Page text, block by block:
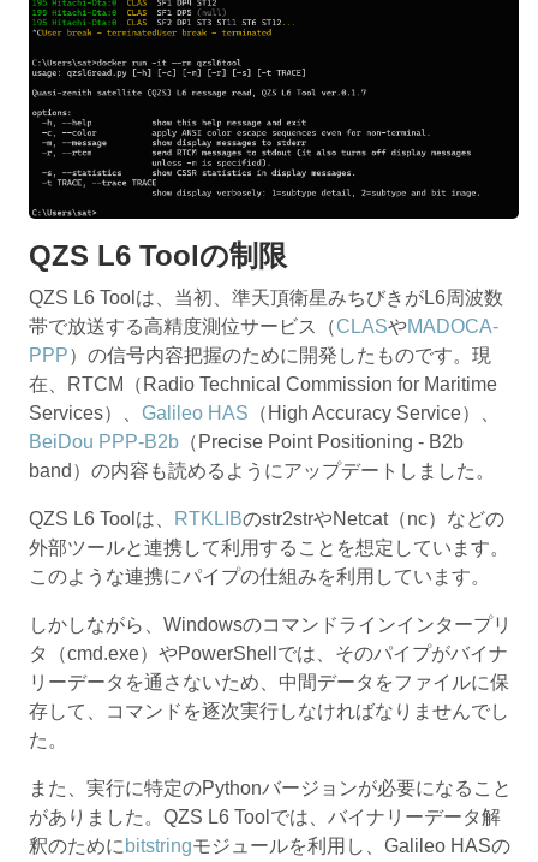
QZS L6 Toolの制限
QZS L6 Toolは、当初、準天頂衛星みちびきがL6周波数
帯で放送する高精度測位サービス（CLASやMADOCA-
PPP）の信号内容把握のために開発したものです。現
在、RTCM（Radio Technical Commission for Maritime
Services）、 Galileo HAS （High Accuracy Service）、
BeiDou PPP-B2b （Precise Point Positioning - B2b
band）の内容も読めるようにアップデートしました。
QZS L6 Toolは、 RTKLIBのstr2strやNetcat（nc）などの
外部ツールと連携して利用することを想定しています。
このような連携にパイプの仕組みを利用しています。
しかしながら、Windowsのコマンドラインインタープリ
タ（cmd.exe）やPowerShellでは、そのパイプがバイナ
リーデータを通さないため、中間データをファイルに保
存して、コマンドを逐次実行しなければなりませんでし
た。
また、実行に特定のPythonバージョンが必要になること
がありました。QZS L6 Toolでは、バイナリーデータ解
釈のために bitstringモジュールを利用し、Galileo HASの